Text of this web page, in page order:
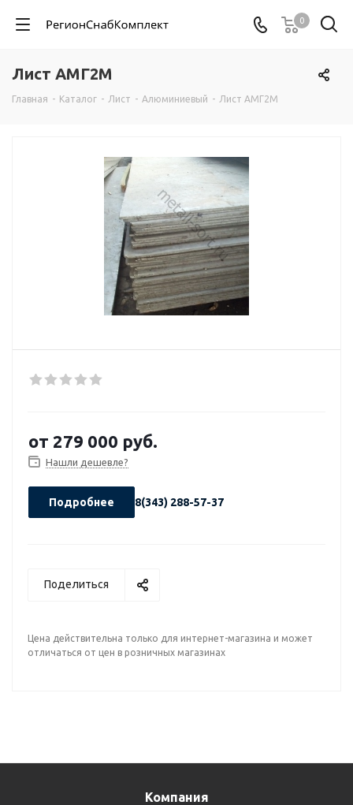
0
Лист АМГ2М
Главная - Каталог - Лист - Алюминиевый - Лист АМГ2М
от 279 000 руб.
Нашли дешевле?
Подробнее 8(343) 288-57-37
Поделиться
Цена действительна только для интернет-магазина и может
отличаться от цен в розничных магазинах
Компания